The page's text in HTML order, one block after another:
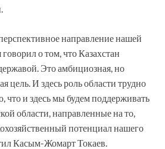
направление нашей
о том, что Казахстан
Это амбициозная, но
цель. И здесь роль области трудно
что и здесь мы будем поддерживать
области, направленные на то,
потенциал нашего
Касым-Жомарт Токаев.